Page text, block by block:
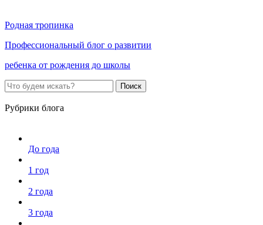
Родная тропинка
Профессиональный блог о развитии
ребенка от рождения до школы
Поиск
Рубрики блога
До года
1 год
2 года
3 года